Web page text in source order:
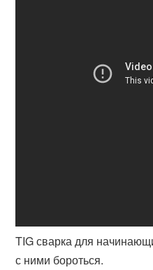
TIG сварка для
с ними бороться.